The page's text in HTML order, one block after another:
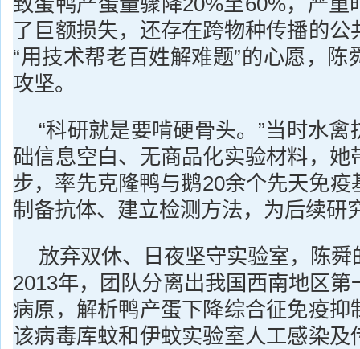
了巨额损失，还存在跨物种传播的公
“用技术帮老百姓解难题”的心愿，陈
攻坚。
“科研就是要啃硬骨头。”当时水
础信息空白、无商品化实验材料，她
步，率先克隆鸭与鹅20余个先天免疫
制备抗体、建立检测方法，为后续研
放弃双休、日夜坚守实验室，陈
2013年，团队分离出我国西南地区
病原，解析鸭产蛋下降综合征免疫抑
该病毒库蚊和伊蚊实验室人工感染及